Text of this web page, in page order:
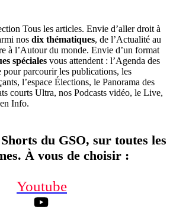
Tous les articles. Envie d’aller droit à
nos dix thématiques, de l’Actualité au
à l’Autour du monde. Envie d’un format
spéciales vous attendent : l’Agenda des
pour parcourir les publications, les
l’espace Élections, le Panorama des
courts Ultra, nos Podcasts vidéo, le Live,
Info.
du GSO, sur toutes les
À vous de choisir:
Youtube